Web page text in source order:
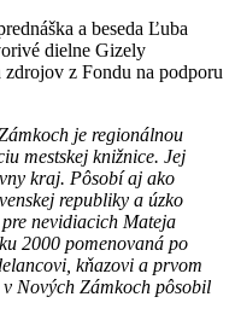
a beseda Ľuba
dielne Gizely
z Fondu na podporu
je regionálnou
mestskej knižnice. Jej
kraj. Pôsobí aj ako
republiky a úzko
nevidiacich Mateja
2000 pomenovaná po
kňazovi a prvom
Nových Zámkoch pôsobil